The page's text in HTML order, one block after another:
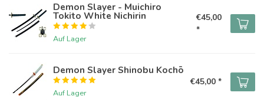
Demon Slayer - Muichiro
Tokito White Nichirin
Auf Lager
€45,00
*
Demon Slayer Shinobu Kochō
Auf Lager
€45,00 *